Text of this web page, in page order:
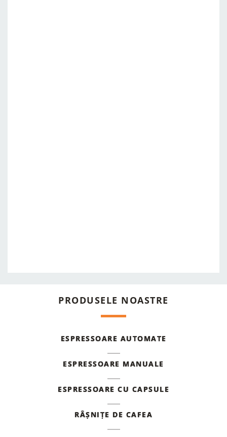
PRODUSELE NOASTRE
ESPRESSOARE AUTOMATE
ESPRESSOARE MANUALE
ESPRESSOARE CU CAPSULE
RÂȘNIȚE DE CAFEA